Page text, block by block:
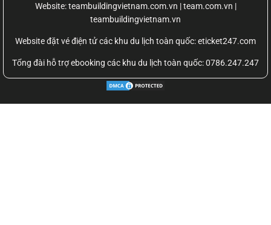
Website:teambuildingvietnam.com.vn | team.com.vn |
teambuildingvietnam.vn
Website đặt vé điện tử các khu du lịch toàn quốc: eticket247.com
Tổng đài hỗ trợ ebooking các khu du lịch toàn quốc: 0786.247.247